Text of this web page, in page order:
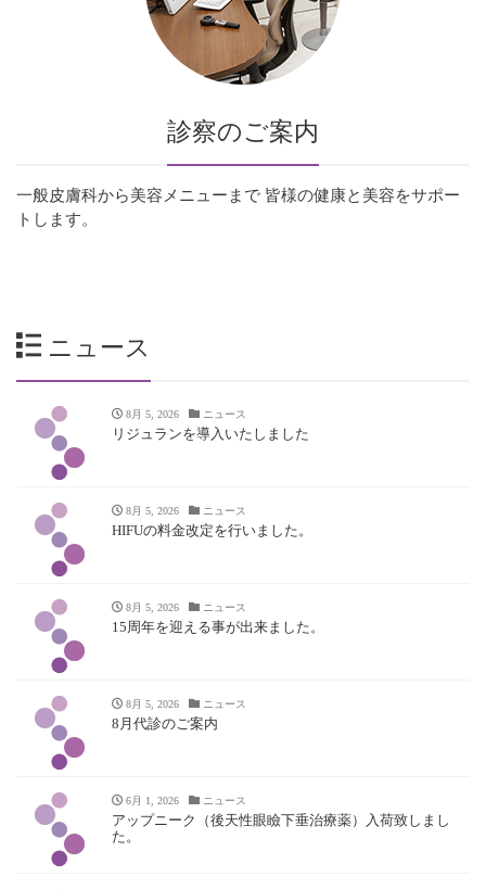
診察のご案内
一般皮膚科から美容メニューまで 皆様の健康と美容をサポー
トします。
ニュース
8月 5, 2026 ニュース
リジュランを導入いたしました
8月 5, 2026 ニュース
HIFUの料金改定を行いました。
8月 5, 2026 ニュース
15周年を迎える事が出来ました。
8月 5, 2026 ニュース
8月代診のご案内
6月 1, 2026 ニュース
アップニーク（後天性眼瞼下垂治療薬）入荷致しまし
た。